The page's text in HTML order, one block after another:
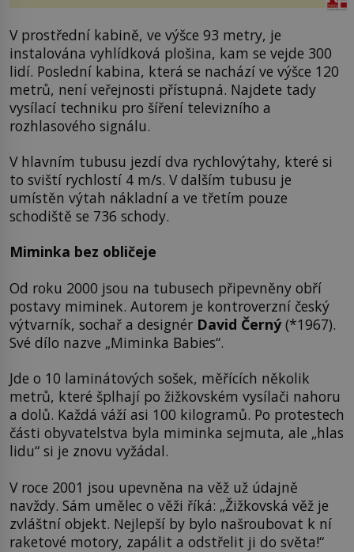
V prostřední kabině, ve výšce 93 metry, je
instalována vyhlídková plošina, kam se vejde 300
lidí. Poslední kabina, která se nachází ve výšce 120
metrů, není veřejnosti přístupná. Najdete tady
vysílací techniku pro šíření televizního a
rozhlasového signálu.
V hlavním tubusu jezdí dva rychlovýtahy, které si
to sviští rychlostí 4 m/s. V dalším tubusu je
umístěn výtah nákladní a ve třetím pouze
schodiště se 736 schody.
Miminka bez obličeje
Od roku 2000 jsou na tubusech připevněny obří
postavy miminek. Autorem je kontroverzní český
výtvarník, sochař a designér David Černý(*1967).
Své dílo nazve „Miminka Babies“.
Jde o 10 laminátových sošek, měřících několik
metrů, které šplhají po žižkovském vysílači nahoru
a dolů. Každá váží asi 100 kilogramů. Po protestech
části obyvatelstva byla miminka sejmuta, ale „hlas
lidu“ si je znovu vyžádal.
V roce 2001 jsou upevněna na věž už údajně
navždy. Sám umělec o věži říká: „Žižkovská věž je
zvláštní objekt. Nejlepší by bylo našroubovat k ní
raketové motory, zapálit a odstřelit ji do světa!“